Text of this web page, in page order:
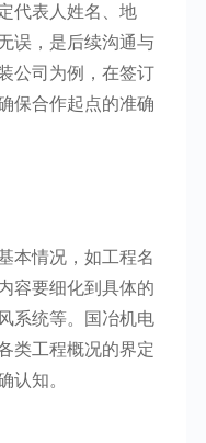
代表人姓名、地
误，是后续沟通与
公司为例，在签订
保合作起点的准确
情况，如工程名
容要细化到具体的
系统等。国冶机电
类工程概况的界定
认知。